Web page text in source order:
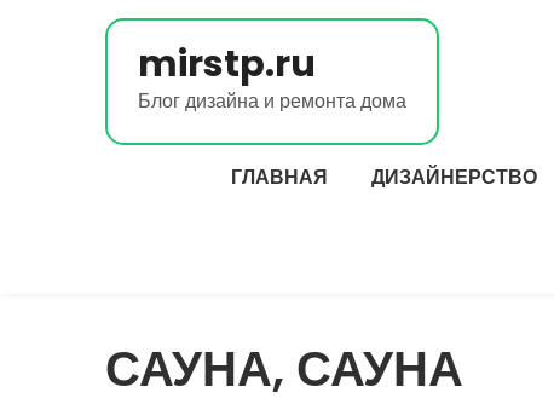
mirstp.ru
Блог дизайна и ремонта дома
ГЛАВНАЯ ДИЗАЙНЕРСТВО
САУНА, САУНА